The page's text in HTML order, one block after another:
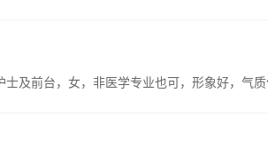
士及前台，女，非医学专业也可，形象好，气